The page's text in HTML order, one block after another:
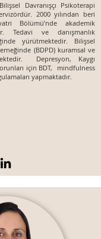
Davranışçı Psikoterapi
2000 yılından beri
Bölümü’nde akademik
Tedavi ve danışmanlık
yürütmektedir. Bilişsel
(BDPD) kuramsal ve
Depresyon, Kaygı
için BDT, mindfulness
yapmaktadır.